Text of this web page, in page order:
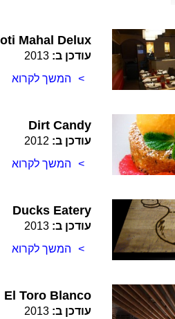
Mahal Delux
עודכן ב: 2013
המשך לקרוא
Dirt Candy
עודכן ב: 2012
המשך לקרוא
Ducks Eatery
עודכן ב: 2013
המשך לקרוא
El Toro Blanco
עודכן ב: 2013